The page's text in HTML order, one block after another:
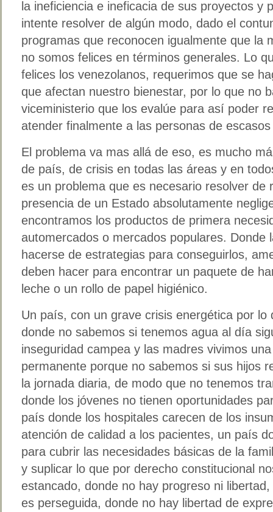
la ineficiencia e ineficacia de sus proyectos y
intente resolver de algún modo, dado el
programas que reconocen igualmente que la
no somos felices en términos generales. Lo
felices los venezolanos, requerimos que se
que afectan nuestro bienestar, por lo que no
viceministerio que los evalúe para así poder
atender finalmente a las personas de
El problema va mas allá de eso, es mucho
de país, de crisis en todas las áreas y en
es un problema que es necesario resolver de
presencia de un Estado absolutamente
encontramos los productos de primera
automercados o mercados populares. Donde
hacerse de estrategias para conseguirlos,
deben hacer para encontrar un paquete de
leche o un rollo de papel higiénico.
Un país, con un grave crisis energética por lo
donde no sabemos si tenemos agua al día
inseguridad campea y las madres vivimos
permanente porque no sabemos si sus hijos
la jornada diaria, de modo que no tenemos
donde los jóvenes no tienen oportunidades
país donde los hospitales carecen de los
atención de calidad a los pacientes, un país
para cubrir las necesidades básicas de la
y suplicar lo que por derecho constitucional
estancado, donde no hay progreso ni
es perseguida, donde no hay libertad de